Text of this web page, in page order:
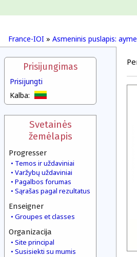
France-IOI » Asmeninis puslapis:
Prisijungimas
Prisijungti
Kalba:
Svetainės
žemėlapis
Progresser
Temos ir uždaviniai
Varžybų uždaviniai
Pagalbos forumas
Sąrašas pagal rezultatus
Enseigner
Groupes et classes
Organizacija
Site principal
Susisiekti su mumis